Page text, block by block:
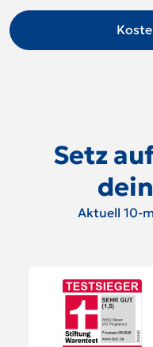
Setz
Aktuell 10-